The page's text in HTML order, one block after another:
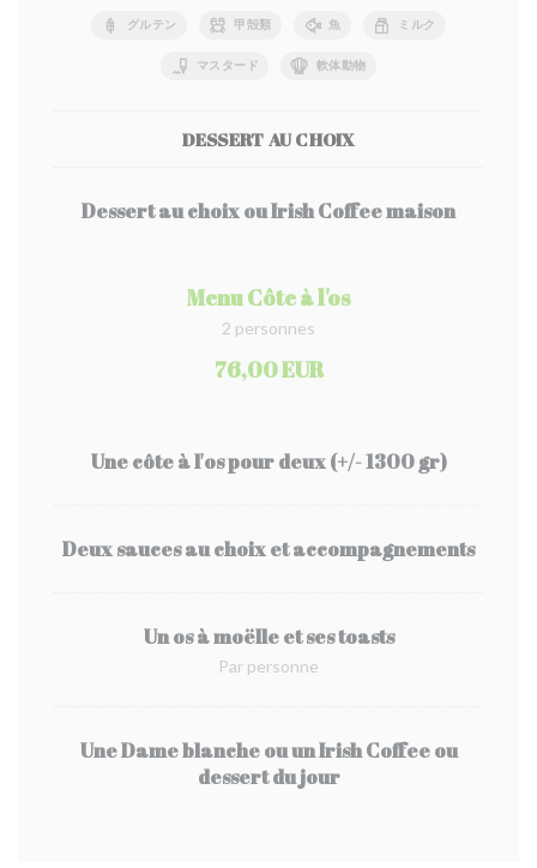
グルテン 甲殻類 魚 ミルク
マスタード 軟体動物
DESSERT AU CHOIX
Dessert au choix ou Irish Coffee maison
Menu Côte à l'os
2 personnes
76,00 EUR
Une côte à l'os pour deux (+/- 1300 gr)
Deux sauces au choix et accompagnements
Un os à moëlle et ses toasts
Par personne
Une Dame blanche ou un Irish Coffee ou
dessert du jour